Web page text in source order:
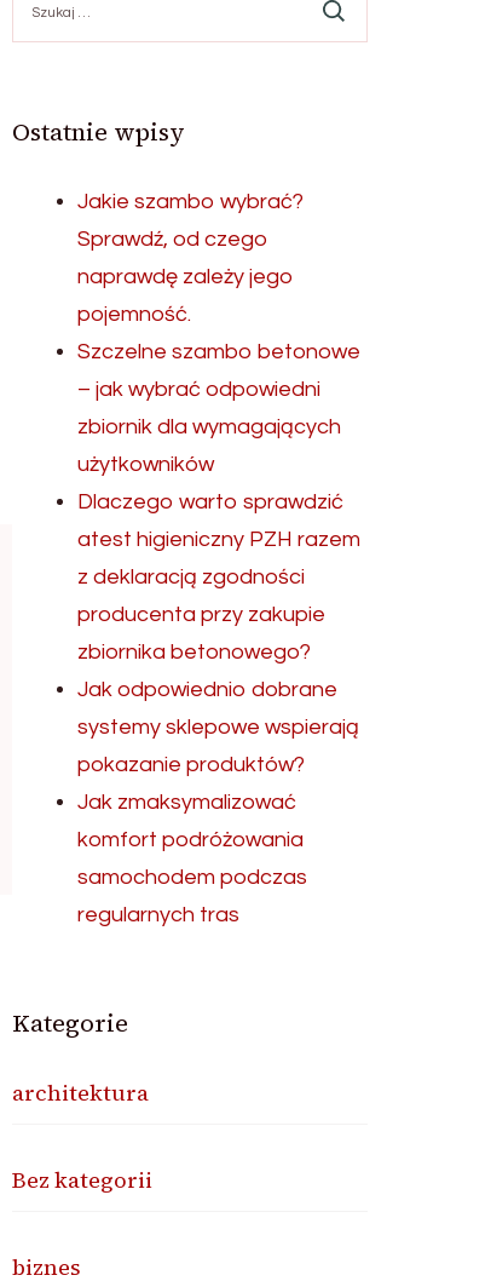
Ostatnie wpisy
Jakie szambo wybrać?
Sprawdź, od czego
naprawdę zależy jego
pojemność.
Szczelne szambo betonowe
– jak wybrać odpowiedni
zbiornik dla wymagających
użytkowników
Dlaczego warto sprawdzić
atest higieniczny PZH razem
z deklaracją zgodności
producenta przy zakupie
zbiornika betonowego?
Jak odpowiednio dobrane
systemy sklepowe wspierają
pokazanie produktów?
Jak zmaksymalizować
komfort podróżowania
samochodem podczas
regularnych tras
Kategorie
architektura
Bez kategorii
biznes